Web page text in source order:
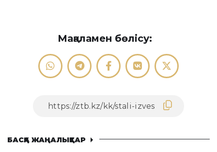
Мақаламен бөлісу:
БАСҚА ЖАҢАЛЫҚТАР